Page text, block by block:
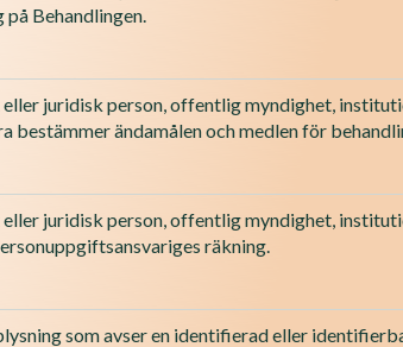
Behandlingen.
eller juridisk person, offentlig myndighet,
bestämmer ändamålen och medlen för
eller juridisk person, offentlig myndighet,
räkning.
som avser en identifierad eller